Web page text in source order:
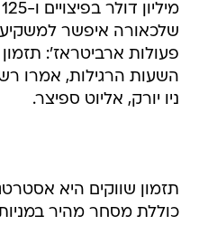
שלכאורה איפשר
פעולות ארביטראז':
השעות הרגילות, אמרו
ניו יורק, אליוט ספיצר.
תזמון שווקים היא
כוללת מסחר מהיר